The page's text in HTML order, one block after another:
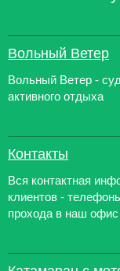
Вольный Ветер
Вольный Ветер -
активного отдыха
Контакты
Вся контактная
клиентов -
прохода в наш офис